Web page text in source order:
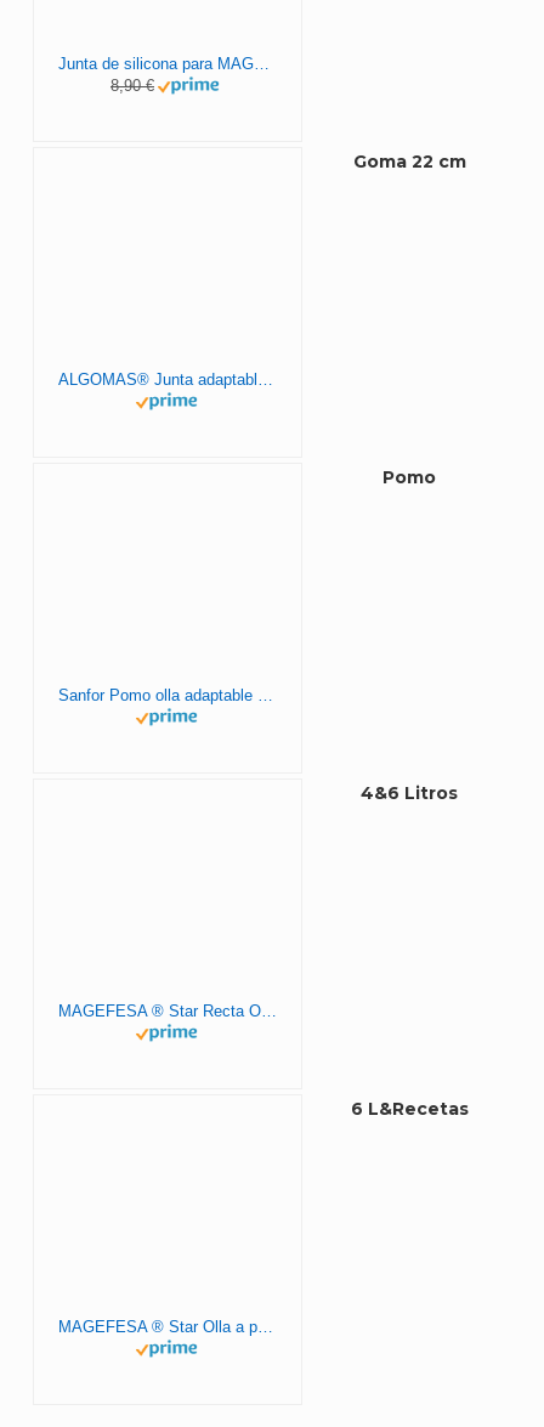
Junta de silicona para MAGEFESA – ALUSTAR, STAR, CASTELL, INOXTAR, STAR PLIÉ – 24cm, original del fabricante.
8,90 €
ALGOMAS® Junta adaptable Magefesa | Para ollas antiguas de 22cm diametro interior | Modelos hasta 2012 | Caucho natural | Desmoldadas a mano | Fabricada en España
Goma 22 cm
Sanfor Pomo olla adaptable a magefesa tradicional con tornillo | Negro | Blister pomo Triangular Convencional para ollas de presion | 8 x 8 x 2,5 cm
Pomo
MAGEFESA ® Star Recta Olla a presión rápida de 4 y 6 litros, fácil uso, acero inoxidable 18/10, para todo tipo de cocinas, incluido inducción, fondo termo difusor, 3 sistemas de seguridad, express
4&6 Litros
MAGEFESA ® Star Olla a presión rápida de 6 litros, Pack Exclusivo Olla + Cestillo + Libro de Recetas, fácil Uso, Acero Inoxidable 18/10, Express
6 L&Recetas